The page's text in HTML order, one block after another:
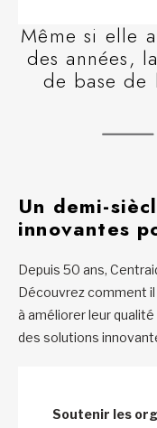
Même si elle
des années,
de base de
Un demi-
innovantes
Depuis 50 ans,
Découvrez comment
à améliorer leur
des solutions
Soutenir les